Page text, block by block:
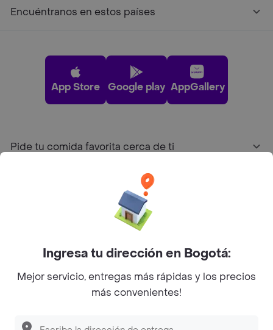
Encuéntranos en estos países
App Store Google play AppGallery
Pide tu comida favorita cerca de ti
Sobre Rappi
Facebook
Twitter
Instagram
© 2026Rappi Inc. All rights reserved.
Ingresa tu dirección en Bogotá:
Mejor servicio, entregas más rápidas y los precios
más convenientes!